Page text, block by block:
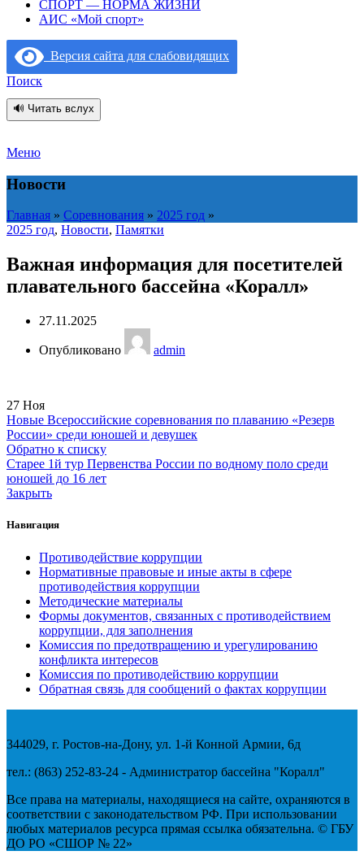
СПОРТ — НОРМА ЖИЗНИ
АИС «Мой спорт»
Версия сайта для слабовидящих
Поиск
🔊 Читать вслух
Меню
Новости
Главная » Соревнования » 2025 год »
2025 год, Новости, Памятки
Важная информация для посетителей
плавательного бассейна «Коралл»
27.11.2025
Опубликовано admin
27 Ноя
Новые Всероссийские соревнования по плаванию «Резерв
России» среди юношей и девушек
Обратно к списку
Старее 1й тур Первенства России по водному поло среди
юношей до 16 лет
Закрыть
Навигация
Противодействие коррупции
Нормативные правовые и иные акты в сфере
противодействия коррупции
Методические материалы
Формы документов, связанных с противодействием
коррупции, для заполнения
Комиссия по предотвращению и урегулированию
конфликта интересов
Комиссия по противодействию коррупции
Обратная связь для сообщений о фактах коррупции
344029, г. Ростов-на-Дону, ул. 1-й Конной Армии, 6д
тел.: (863) 252-83-24 - Администратор бассейна "Коралл"
Все права на материалы, находящиеся на сайте, охраняются в
соответствии с законодательством РФ. При использовании
любых материалов ресурса прямая ссылка обязательна. © ГБУ
ДО РО «СШОР № 22»